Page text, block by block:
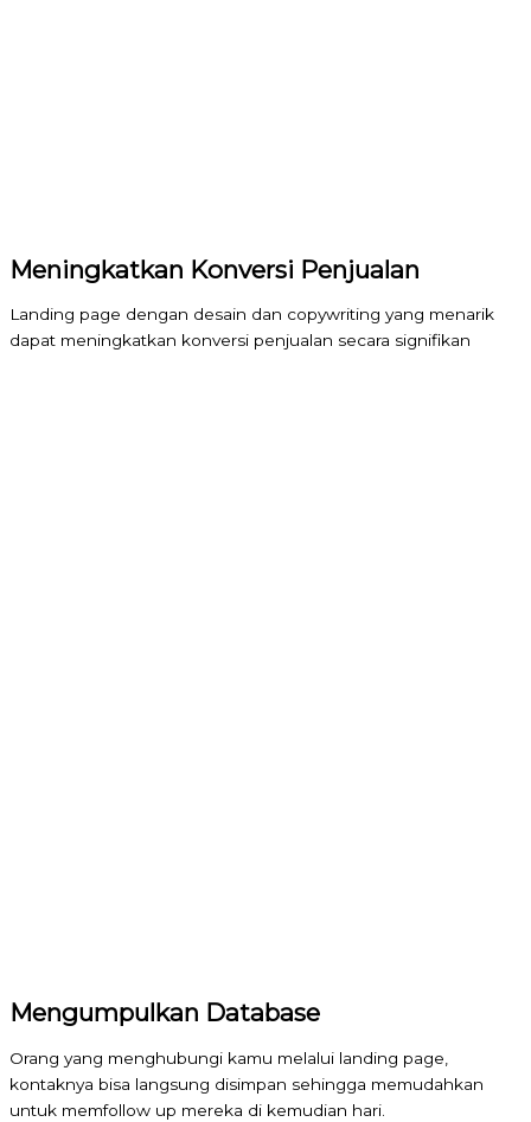
Meningkatkan Konversi Penjualan
Landing page dengan desain dan copywriting yang menarik
dapat meningkatkan konversi penjualan secara signifikan
Mengumpulkan Database
Orang yang menghubungi kamu melalui landing page,
kontaknya bisa langsung disimpan sehingga memudahkan
untuk memfollow up mereka di kemudian hari.